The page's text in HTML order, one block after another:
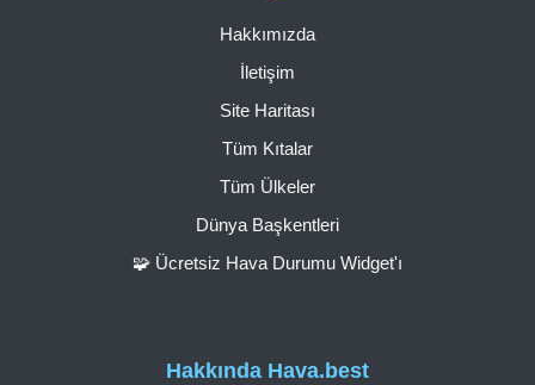
Hakkında Hava.best
Hakkımızda
İletişim
Site Haritası
Tüm Kıtalar
Tüm Ülkeler
Dünya Başkentleri
🧩 Ücretsiz Hava Durumu Widget'ı